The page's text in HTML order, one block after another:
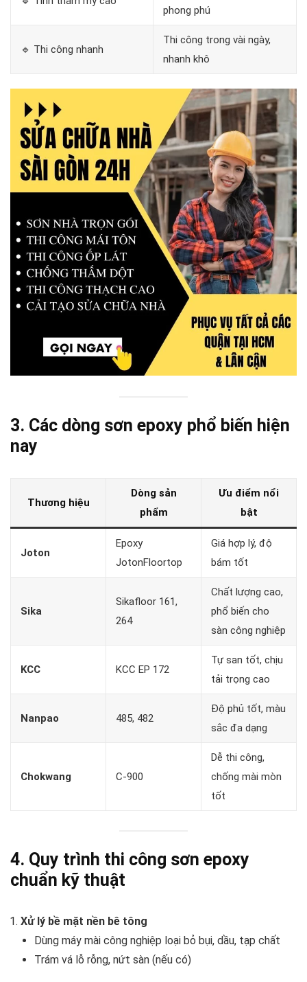
phong phú
🔹 Thi công nhanh
Thi công trong vài ngày,
nhanh khô
3. Các dòng sơn epoxy phổ biến hiện
nay
Thương hiệu
Dòng sản
phẩm
Ưu điểm nổi
bật
Joton
Epoxy
JotonFloortop
Giá hợp lý, độ
bám tốt
Sika
Sikafloor 161,
264
Chất lượng cao,
phổ biến cho
sàn công nghiệp
KCC KCC EP 172
Tự san tốt, chịu
tải trọng cao
Nanpao 485, 482
Độ phủ tốt, màu
sắc đa dạng
Chokwang C-900
Dễ thi công,
chống mài mòn
tốt
4. Quy trình thi công sơn epoxy
chuẩn kỹ thuật
Xử lý bề mặt nền bê tông
Dùng máy mài công nghiệp loại bỏ bụi, dầu, tạp chất
Trám vá lỗ rỗng, nứt sàn (nếu có)